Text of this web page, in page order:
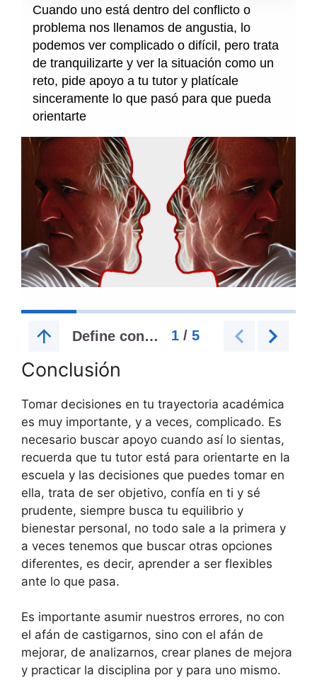
Conclusión
Tomar decisiones en tu trayectoria académica
es muy importante, y a veces, complicado. Es
necesario buscar apoyo cuando así lo sientas,
recuerda que tu tutor está para orientarte en la
escuela y las decisiones que puedes tomar en
ella, trata de ser objetivo, confía en ti y sé
prudente, siempre busca tu equilibrio y
bienestar personal, no todo sale a la primera y
a veces tenemos que buscar otras opciones
diferentes, es decir, aprender a ser flexibles
ante lo que pasa.
Es importante asumir nuestros errores, no con
el afán de castigarnos, sino con el afán de
mejorar, de analizarnos, crear planes de mejora
y practicar la disciplina por y para uno mismo.